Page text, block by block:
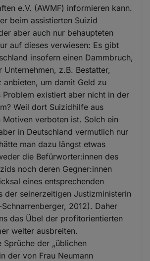
e.V. (AWMF) informieren kann.
beim assistierten Suizid
aber auch nur behaupteten
auf dieses verwiesen: Es gibt
insofern einen Dammbruch,
Unternehmen, z.B. Bestatter,
anbieten, um damit Geld zu
Problem existiert aber nicht in der
Weil dort Suizidhilfe aus
Motiven verboten ist. Solch ein
in Deutschland vermutlich nur
man dazu längst etwas
die Befürworter:innen des
noch deren Gegner:innen
eines entsprechenden
der seinerzeitigen Justizministerin
Schnarrenberger, 2012). Daher
das Übel der profitorientierten
weiter ausbreiten.
Sprüche der „üblichen
der von Frau Neumann